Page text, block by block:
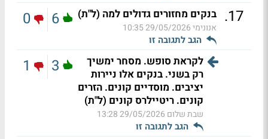
17
. בנקים מחזורים גדולים למה (ל"ת)
אנונימי29/05/2026 10:35
הגב לתגובה זו
6
0
לקראת סופש. מסחר ימשיך
רק בשני. בנקים אלו ניירות
יציבים. מוסדיים קונים. הזרים
קונים. ריטיילרס קונים (ל"ת)
שבת שלום 29/05/2026 13:28
הגב לתגובה זו
3
1